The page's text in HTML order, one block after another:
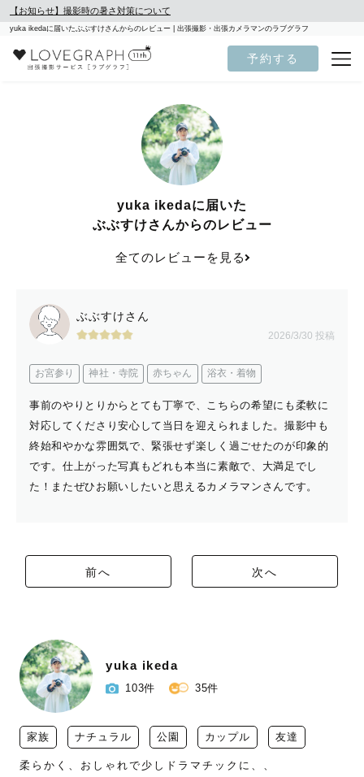
【お知らせ】撮影時の暑さ対策について
yuka ikedaに届いたぶぶすけさんからのレビュー | 出張撮影・出張カメラマンのラブグラフ
予約する
yuka ikedaに届いた
ぶぶすけさんからのレビュー
全てのレビューを見る
ぶぶすけさん
2026/3/30 投稿
お宮参り 神社・寺院 赤ちゃん 浴衣・着物
事前のやりとりからとても丁寧で、こちらの希望にも柔軟に
対応してくださり安心して当日を迎えられました。撮影中も
終始和やかな雰囲気で、緊張せず楽しく過ごせたのが印象的
です。仕上がった写真もどれも本当に素敵で、大満足でし
た！またぜひお願いしたいと思えるカメラマンさんです。
前へ 次へ
yuka ikeda
103件 35件
家族 ナチュラル 公園 カップル 友達
柔らかく、おしゃれで少しドラマチックに、、